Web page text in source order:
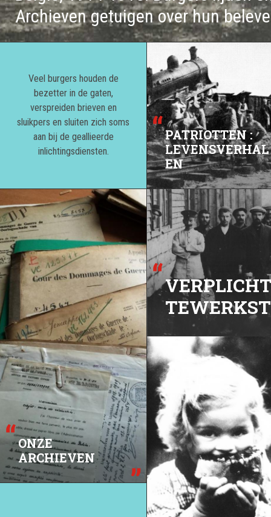
Archieven getuigen over hun
Veel burgers houden de
bezetter in de gaten,
verspreiden brieven en
sluikpers en sluiten zich soms
aan bij de geallieerde
inlichtingsdiensten.
PATRIOTTEN :
LEVENSVERHAL
EN
ONZE
ARCHIEVEN